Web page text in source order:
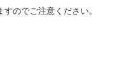
のでご注意ください。